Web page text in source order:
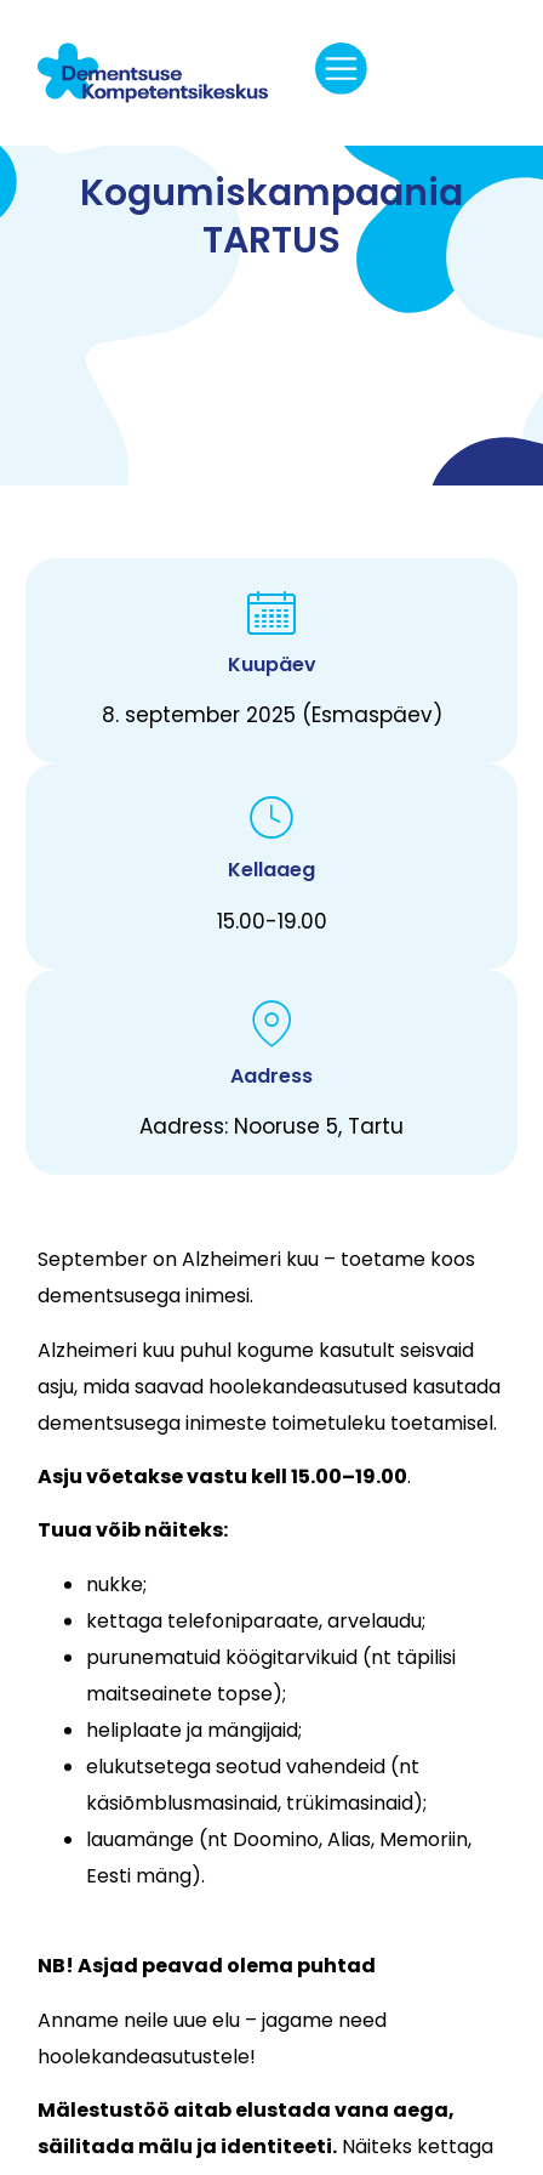
Kogumiskampaania
TARTUS
Kuupäev
8. september 2025 (Esmaspäev)
Kellaaeg
15.00-19.00
Aadress
Aadress: Nooruse 5, Tartu
September on Alzheimeri kuu – toetame koos
dementsusega inimesi.
Alzheimeri kuu puhul kogume kasutult seisvaid
asju, mida saavad hoolekandeasutused kasutada
dementsusega inimeste toimetuleku toetamisel.
Asju võetakse vastu kell 15.00–19.00.
Tuua võib näiteks:
nukke;
kettaga telefoniparaate, arvelaudu;
purunematuid köögitarvikuid (nt täpilisi
maitseainete topse);
heliplaate ja mängijaid;
elukutsetega seotud vahendeid (nt
käsiõmblusmasinaid, trükimasinaid);
lauamänge (nt Doomino, Alias, Memoriin,
Eesti mäng).
NB! Asjad peavad olema puhtad
Anname neile uue elu – jagame need
hoolekandeasutustele!
Mälestustöö aitab elustada vana aega,
säilitada mälu ja identiteeti.Näiteks kettaga